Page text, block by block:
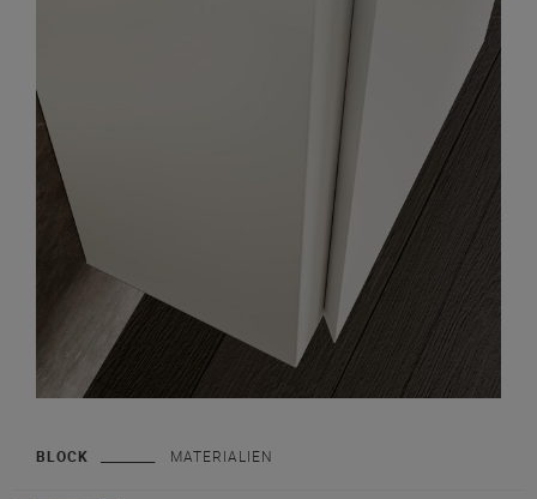
BLOCK MATERIALIEN